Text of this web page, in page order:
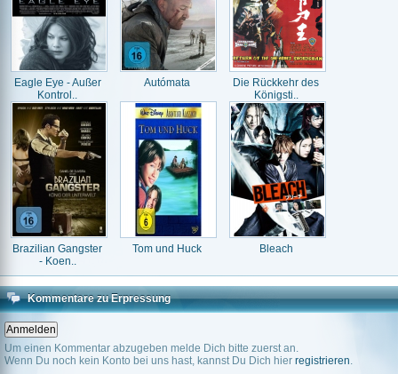
Eagle Eye - Außer
Kontrol..
Autómata
Die Rückkehr des
Königsti..
Brazilian Gangster
- Koen..
Tom und Huck Bleach
Kommentare zu Erpressung
Um einen Kommentar abzugeben melde Dich bitte zuerst an.
Wenn Du noch kein Konto bei uns hast, kannst Du Dich hier registrieren.